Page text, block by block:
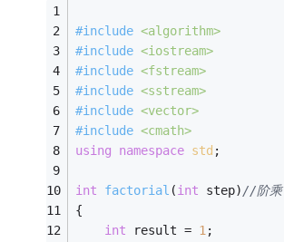
#include <algorithm>
#include <iostream>
#include <fstream>
#include <sstream>
#include <vector>
#include <cmath>
using
namespace std ;
int factorial (int step)//阶乘
{
int result = 1;